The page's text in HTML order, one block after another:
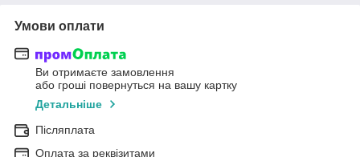
Умови оплати
Ви отримаєте замовлення
або гроші повернуться на вашу картку
Детальніше
Післяплата
Оплата за реквізитами